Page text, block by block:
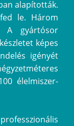
alapították.
le. Három
A gyártósor
képes
igényét
élelmiszer-